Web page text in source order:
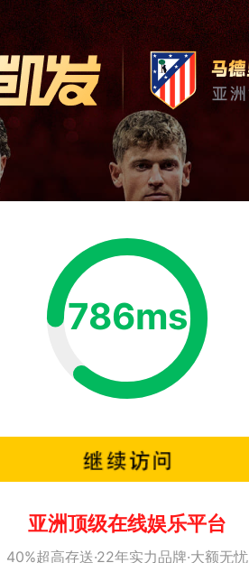
786ms
亚洲顶级在线娱乐平台
40%超高存送·22年实力品牌·大额无忧